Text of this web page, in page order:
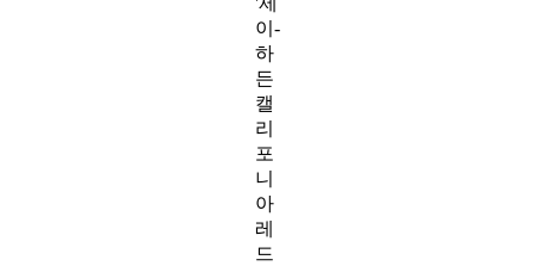
이-
하
든
캘
리
포
니
아
레
드